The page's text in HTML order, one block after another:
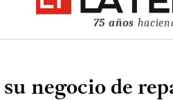
75 años
negocio de